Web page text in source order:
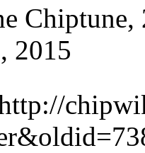
Chiptune,
, 2015